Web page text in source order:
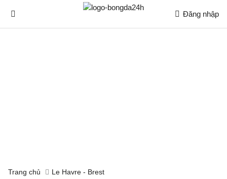
Đăng nhập
Trang chủ Le Havre - Brest